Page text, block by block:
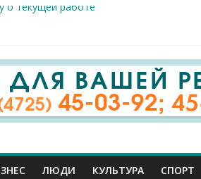
о текущей работе
медики из разных вузов страны
области в результате ударов ВСУ
освобождения от немецко-
ЛЮДИ КУЛЬТУРА СПОРТ